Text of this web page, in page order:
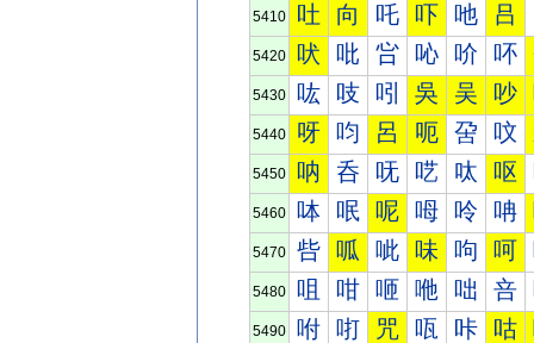
5410 吐 向 吒 吓 吔 吕
5420 吠 吡 吢 吣 吤 吥
5430 吰 吱 吲 吳 吴 吵
5440 呀 呁 呂 呃 呄 呅
5450 呐 呑 呒 呓 呔 呕
5460 呠 呡 呢 呣 呤 呥
5470 呰 呱 呲 味 呴 呵
5480 咀 咁 咂 咃 咄 咅
5490 咐 咑 咒 咓 咔 咕